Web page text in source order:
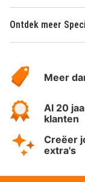
Ontdek meer
HotelSpecials
Meer
Al 20
klanten
Creëer
extra's